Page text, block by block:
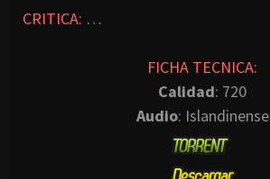
CRITICA: …
FICHA TECNICA:
Calidad: 720
Audio: Islandinense